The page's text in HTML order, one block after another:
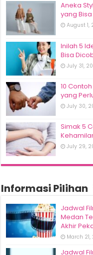
Aneka
yang
August 1,
Inilah 5
Bisa
July 31,
10
yang
July 30,
Simak 5
July 29,
Informasi Pilihan
Jadwal
Medan
Akhir
March 21,
Jadwal